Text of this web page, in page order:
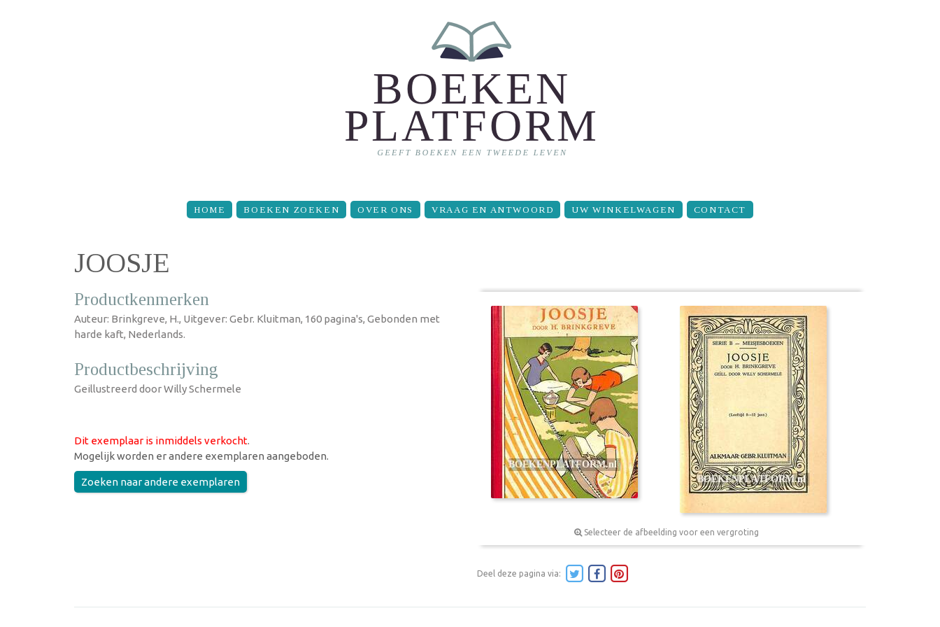
HOME BOEKEN ZOEKEN OVER ONS VRAAG EN ANTWOORD UW WINKELWAGEN CONTACT
JOOSJE
Productkenmerken
Auteur: Brinkgreve, H., Uitgever: Gebr. Kluitman, 160 pagina's, Gebonden met
harde kaft, Nederlands.
Productbeschrijving
Geillustreerd door Willy Schermele
Dit exemplaar is inmiddels verkocht.
Mogelijk worden er andere exemplaren aangeboden.
Zoeken naar andere exemplaren
Selecteer de afbeelding voor een vergroting
Deel deze pagina via: